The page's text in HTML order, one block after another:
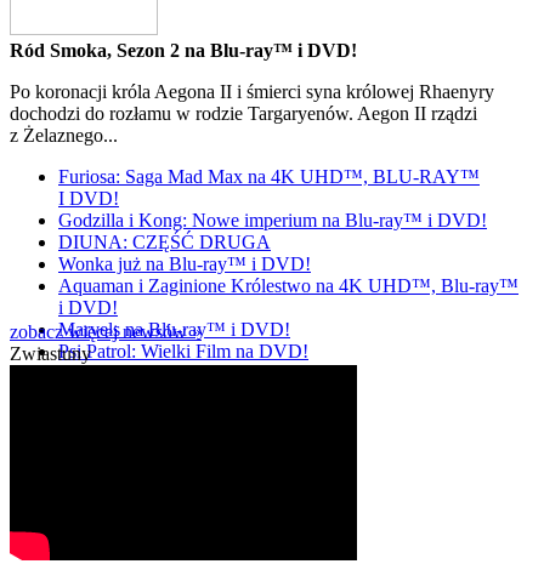
Ród Smoka, Sezon 2 na Blu-ray™ i DVD!
Po koronacji króla Aegona II i śmierci syna królowej Rhaenyry
dochodzi do rozłamu w rodzie Targaryenów. Aegon II rządzi
z Żelaznego...
Furiosa: Saga Mad Max na 4K UHD™, BLU-RAY™
I DVD!
Godzilla i Kong: Nowe imperium na Blu-ray™ i DVD!
DIUNA: CZĘŚĆ DRUGA
Wonka już na Blu-ray™ i DVD!
Aquaman i Zaginione Królestwo na 4K UHD™, Blu-ray™
i DVD!
Marvels na Blu-ray™ i DVD!
Psi Patrol: Wielki Film na DVD!
zobacz więcej newsów »
Zwiastuny